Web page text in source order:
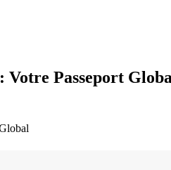
Votre Passeport